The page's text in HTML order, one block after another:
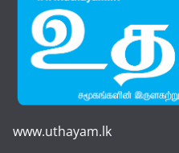
www.uthayam.lk